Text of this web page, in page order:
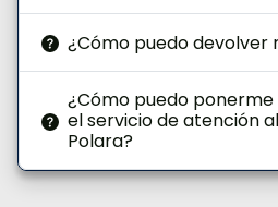
¿Cómo puedo devolver
¿Cómo puedo
el servicio de atención
Polara?